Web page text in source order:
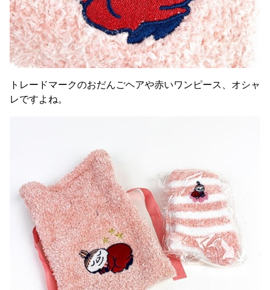
トレードマークのおだんごヘアや赤いワンピース、オシャ
レですよね。